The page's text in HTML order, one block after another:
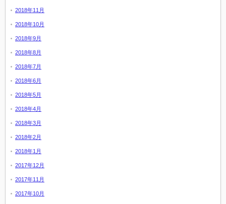
2018年11月
2018年10月
2018年9月
2018年8月
2018年7月
2018年6月
2018年5月
2018年4月
2018年3月
2018年2月
2018年1月
2017年12月
2017年11月
2017年10月